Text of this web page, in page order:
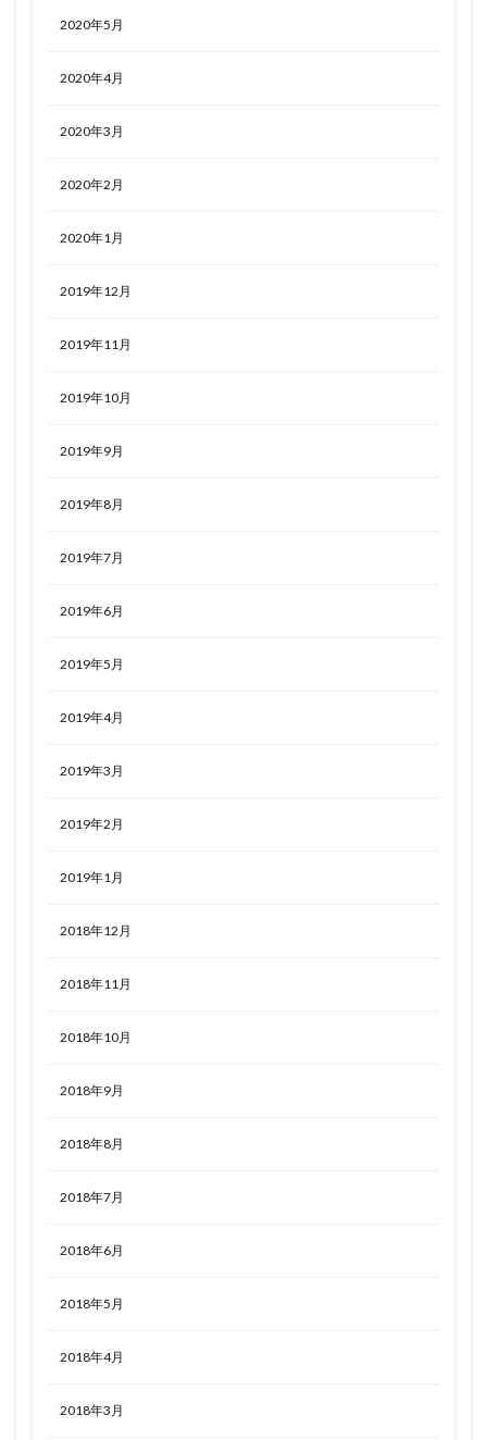
2020年5月
2020年4月
2020年3月
2020年2月
2020年1月
2019年12月
2019年11月
2019年10月
2019年9月
2019年8月
2019年7月
2019年6月
2019年5月
2019年4月
2019年3月
2019年2月
2019年1月
2018年12月
2018年11月
2018年10月
2018年9月
2018年8月
2018年7月
2018年6月
2018年5月
2018年4月
2018年3月